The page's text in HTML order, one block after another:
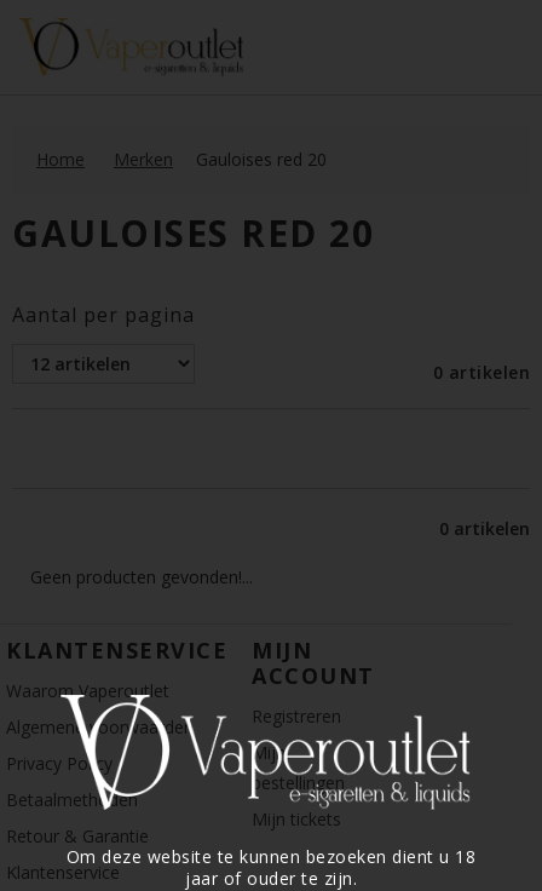
Om deze website te kunnen bezoeken dient u 18
jaar of ouder te zijn.
Home Merken Gauloises red 20
GAULOISES RED 20
Aantal per pagina
0 artikelen
0 artikelen
Geen producten gevonden!...
KLANTENSERVICE
Waarom Vaperoutlet
Algemene voorwaarden
Privacy Policy
Betaalmethoden
Retour & Garantie
Klantenservice
MIJN
ACCOUNT
Registreren
Mijn
bestellingen
Mijn tickets